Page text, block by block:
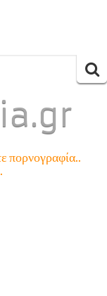
πορνογραφία..